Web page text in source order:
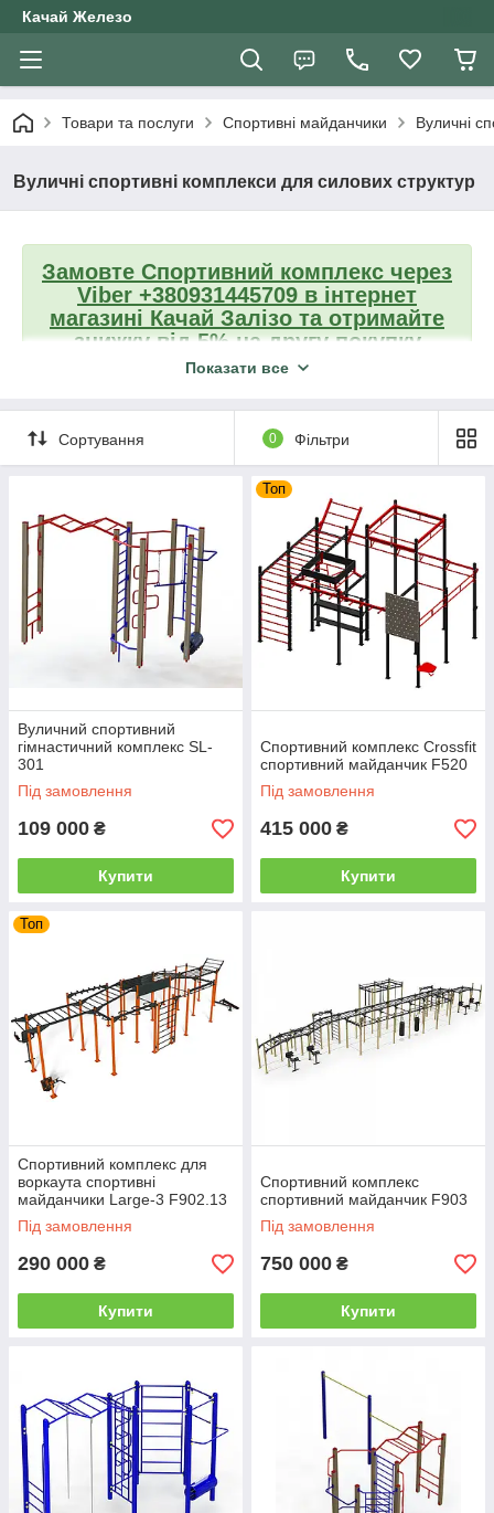
Качай Железо
Товари та послуги Спортивні майданчики Вуличні
Вуличні спортивні комплекси для силових структур
Замовте Спортивний комплекс через
Viber +380931445709 в інтернет
магазині Качай Залізо та отримайте
знижку від 5% на другу покупку
Повернутися на головну
Показати все
Сортування 0 Фільтри
Вуличний спортивний
гімнастичний комплекс SL-
301
Під замовлення
109 000 ₴
Купити
Топ
Спортивний комплекс Crossfit
спортивний майданчик F520
Під замовлення
415 000 ₴
Купити
Топ
Спортивний комплекс для
воркаута спортивні
майданчики Large-3 F902.13
Під замовлення
290 000 ₴
Купити
Спортивний комплекс
спортивний майданчик F903
Під замовлення
750 000 ₴
Купити